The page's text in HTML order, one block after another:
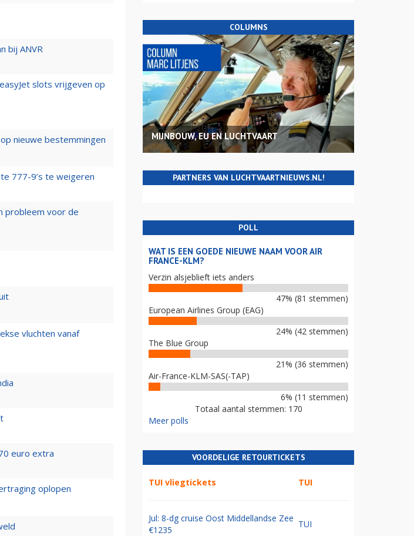
bij ANVR
slots vrijgeven op
nieuwe bestemmingen
777-9’s te weigeren
probleem voor de
vluchten vanaf
euro extra
oplopen
COLUMNS
MIJNBOUW, EU EN LUCHTVAART
PARTNERS VAN LUCHTVAARTNIEUWS.NL!
POLL
WAT IS EEN GOEDE NIEUWE NAAM VOOR AIR
FRANCE-KLM?
Verzin alsjeblieft iets anders
47% (81 stemmen)
European Airlines Group (EAG)
24% (42 stemmen)
The Blue Group
21% (36 stemmen)
Air-France-KLM-SAS(-TAP)
6% (11 stemmen)
Totaal aantal stemmen: 170
Meer polls
VOORDELIGE RETOURTICKETS
TUI vliegtickets TUI
Jul: 8-dg cruise Oost Middellandse Zee
€1235
TUI